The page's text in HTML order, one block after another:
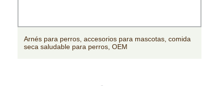
Arnés para perros, accesorios para mascotas, comida
seca saludable para perros, OEM